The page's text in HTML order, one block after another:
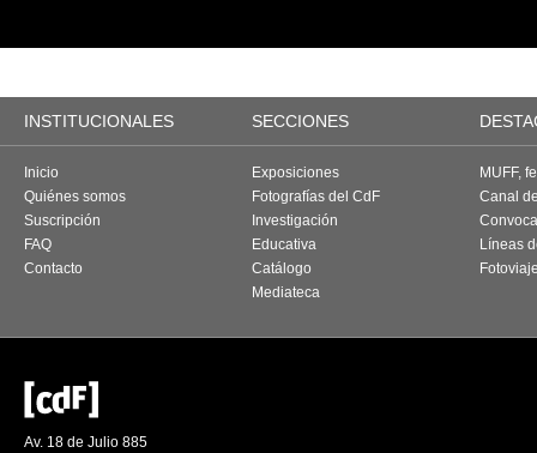
INSTITUCIONALES SECCIONES
Inicio
Quiénes somos
Suscripción
FAQ
Contacto
Exposiciones
Fotografías del CdF
Investigación
Educativa
Catálogo
Mediateca
MUFF,
Canal
Líneas
Av. 18 de Julio 885